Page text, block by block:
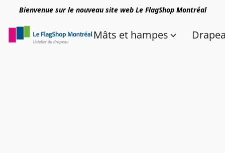
Bienvenue sur le nouveau site web Le FlagShop Montréal
Mâts et hampes